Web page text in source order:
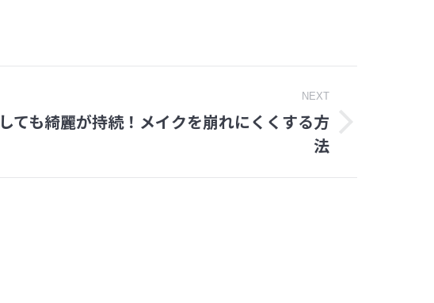
NEXT
ても綺麗が持続！メイクを崩れにくくする方
法